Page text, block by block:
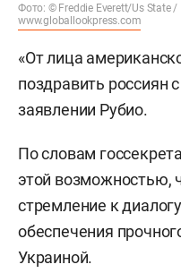
Фото: © Freddie Everett/Us State /
www.globallookpress.com
«От лица
поздравить россиян
заявлении Рубио.
По словам
этой возможностью,
стремление к
обеспечения
Украиной.